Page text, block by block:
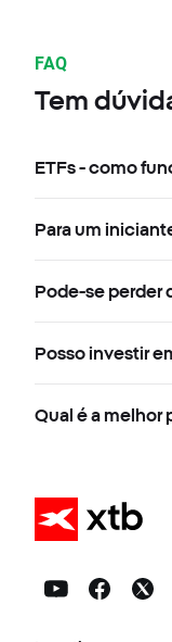
FAQ
Tem
ETFs - como
Para um
Pode-se perder
Posso investir
Qual é a melhor